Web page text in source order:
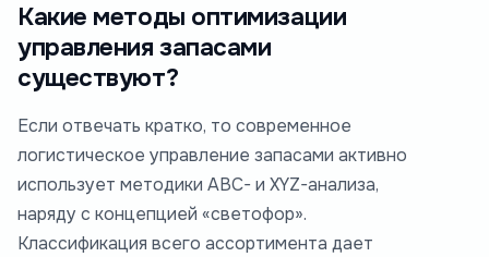
Какие методы оптимизации
управления запасами
существуют?
Если отвечать кратко, то современное
логистическое управление запасами активно
использует методики ABC- и XYZ-анализа,
наряду с концепцией «светофор».
Классификация всего ассортимента дает